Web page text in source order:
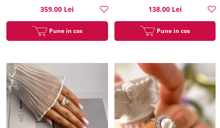
359.00 Lei
Pune in cos
138.00 Lei
Pune in cos